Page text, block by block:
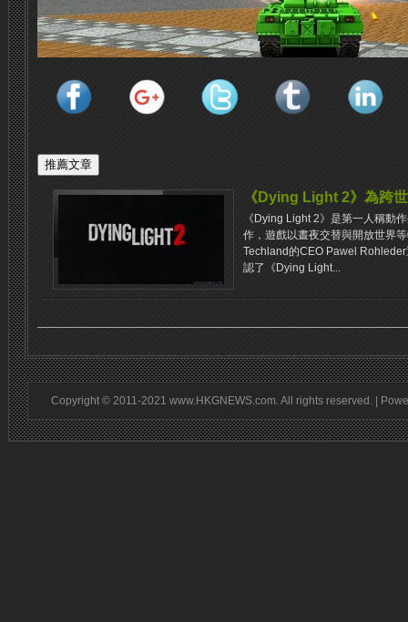
《Dying Light 2》為跨
《Dying Light 2》是第一人稱動
作，遊戲以晝夜交替與開放世界
Techland的CEO Pawel
認了《Dying Light...
Copyright © 2011-2021 www.HKGNEWS.com. All rights reserved. |